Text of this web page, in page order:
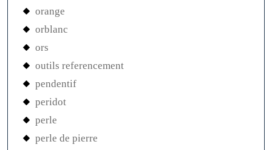
orange
orblanc
ors
outils referencement
pendentif
peridot
perle
perle de pierre